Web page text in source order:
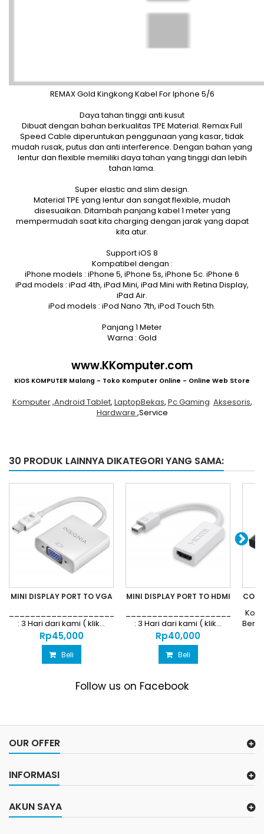
REMAX Gold Kingkong Kabel For Iphone 5/6
Daya tahan tinggi anti kusut
Dibuat dengan bahan berkualitas TPE Material. Remax Full
Speed Cable diperuntukan penggunaan yang kasar, tidak
mudah rusak, putus dan anti interference. Dengan bahan yang
lentur dan flexible memiliki daya tahan yang tinggi dan lebih
tahan lama.
Super elastic and slim design.
Material TPE yang lentur dan sangat flexible, mudah
disesuaikan. Ditambah panjang kabel 1 meter yang
mempermudah saat kita charging dengan jarak yang dapat
kita atur.
Support iOS 8
Kompatibel dengan :
iPhone models : iPhone 5, iPhone 5s, iPhone 5c. iPhone 6
iPad models : iPad 4th, iPad Mini, iPad Mini with Retina Display,
iPad Air.
iPod models : iPod Nano 7th, iPod Touch 5th.
Panjang 1 Meter
Warna : Gold
www.KKomputer.com
KIOS KOMPUTER Malang - Toko Komputer Online - Online Web Store
Komputer,Android Tablet, LaptopBekas, Pc Gaming Aksesoris,
Hardware ,Service
30 PRODUK LAINNYA DIKATEGORI YANG SAMA:
MINI DISPLAY PORT TO VGA
_________________________________________GARANSI
: 3 Hari dari kami ( klik...
Rp‎45,000
Beli
MINI DISPLAY PORT TO HDMI
: 3 Hari dari kami ( klik...
Rp‎40,000
Beli
Follow us on Facebook
OUR OFFER
INFORMASI
AKUN SAYA